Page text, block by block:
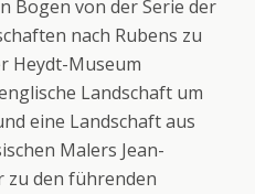
Bogen von der Serie der
nach Rubens zu
Heydt-Museum
Landschaft um
eine Landschaft aus
Malers Jean-
zu den führenden